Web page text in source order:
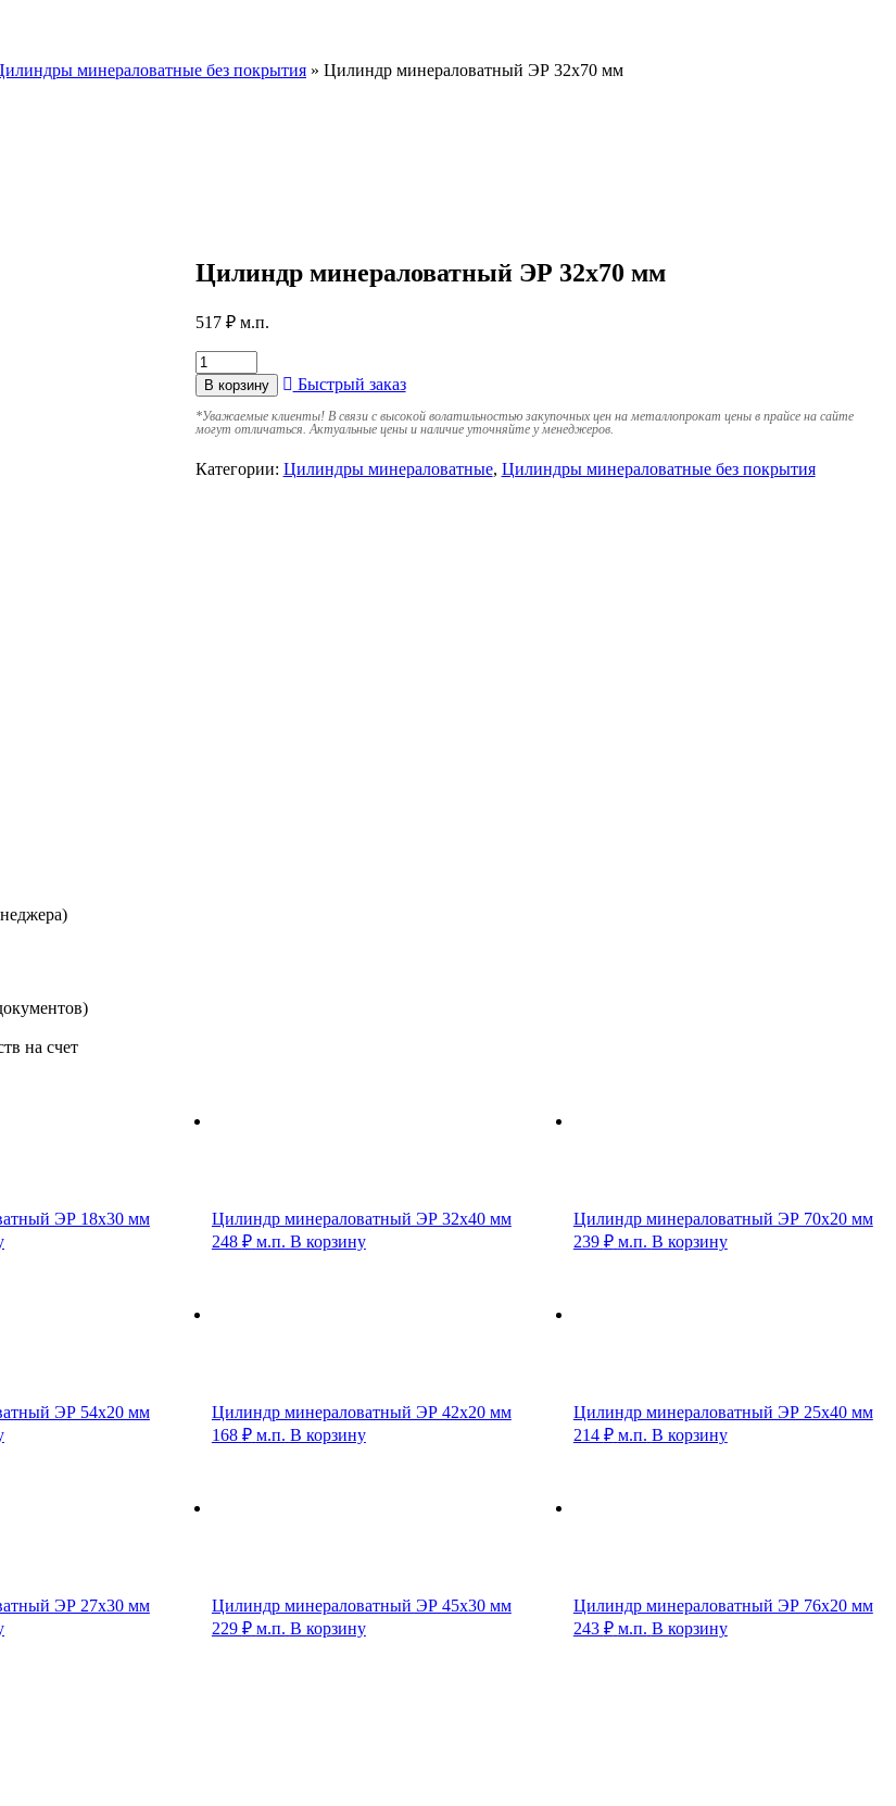
минераловатные без покрытия » Цилиндр минераловатный ЭР 32х70 мм
Цилиндр минераловатный ЭР 32х70 мм
517 ₽ м.п.
В корзину Быстрый заказ
*Уважаемые клиенты! В связи с высокой волатильностью закупочных цен на металлопрокат цены в прайсе на сайте
могут отличаться. Актуальные цены и наличие уточняйте у менеджеров.
Категории: Цилиндры минераловатные, Цилиндры минераловатные без покрытия
на счет
ЭР 18х30 мм
Цилиндр минераловатный ЭР 32х40 мм
248 ₽ м.п. В корзину
Цилиндр минераловатный ЭР 70х20 мм
239 ₽ м.п. В корзину
ЭР 54х20 мм
Цилиндр минераловатный ЭР 42х20 мм
168 ₽ м.п. В корзину
Цилиндр минераловатный ЭР 25х40 мм
214 ₽ м.п. В корзину
ЭР 27х30 мм
Цилиндр минераловатный ЭР 45х30 мм
229 ₽ м.п. В корзину
Цилиндр минераловатный ЭР 76х20 мм
243 ₽ м.п. В корзину